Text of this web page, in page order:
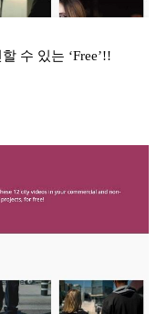
수 있는 ‘Free’!!